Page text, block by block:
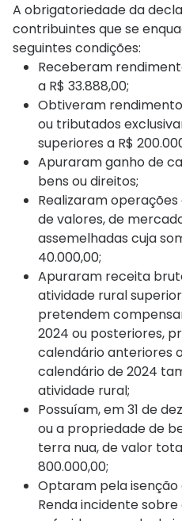
A obrigatoriedade da
contribuintes que se
seguintes condições:
Receberam
a R$ 33.888,00;
Obtiveram
ou tributados
superiores a R$
Apuraram ganho de
bens ou direitos;
Realizaram
de valores, de
assemelhadas cuja
40.000,00;
Apuraram receita
atividade rural superior
pretendem
2024 ou posteriores,
calendário anteriores
calendário de 2024
atividade rural;
Possuíam, em 31 de
ou a propriedade de
terra nua, de valor
800.000,00;
Optaram pela
Renda incidente